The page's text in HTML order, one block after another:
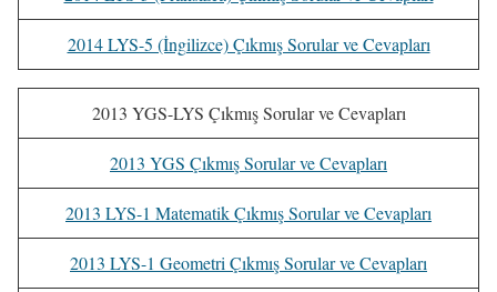
2014 LYS-5 (İngilizce) Çıkmış Sorular ve Cevapları
2013 YGS-LYS Çıkmış Sorular ve Cevapları
2013 YGS Çıkmış Sorular ve Cevapları
2013 LYS-1 Matematik Çıkmış Sorular ve Cevapları
2013 LYS-1 Geometri Çıkmış Sorular ve Cevapları